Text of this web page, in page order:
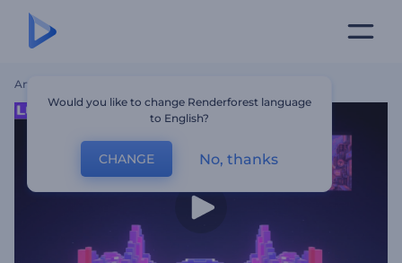
Ana Sayfa
Would you like to change Renderforest language
to English?
CHANGE No, thanks